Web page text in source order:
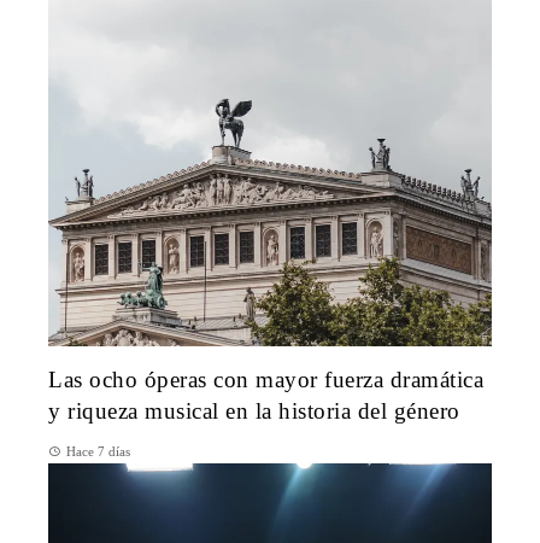
Las ocho óperas con mayor fuerza dramática
y riqueza musical en la historia del género
Hace 7 días